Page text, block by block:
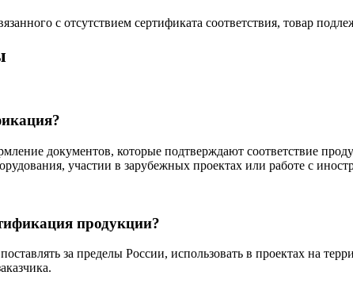
с отсутствием сертификата соответствия, товар
документов, которые подтверждают соответствие
участии в зарубежных проектах или работе с
продукции?
за пределы России, использовать в проектах на